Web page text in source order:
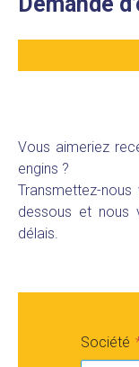
Vous aimeriez
engins ?
Transmettez-
dessous et nous
délais.
Société